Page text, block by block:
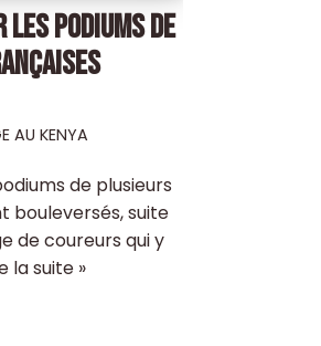
LES PODIUMS DE
AU KENYA
de plusieurs
bouleversés, suite
de coureurs qui y
la suite »